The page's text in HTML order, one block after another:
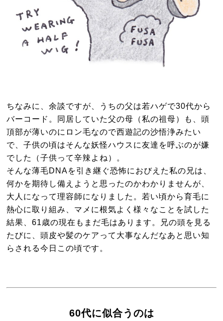
ちなみに、余談ですが、うちの父は若ハゲで30代から
バーコード。同居していた父の母（私の祖母）も、頭
頂部が薄いのにロン毛なので西遊記の沙悟浄みたい
で、子供の頃はそんな妖怪ハウスに友達を呼ぶのが嫌
でした（子供って辛辣よね）。
そんな薄毛DNAを引き継ぐ恐怖におびえた私の兄は、
何かを期待し備えようと思ったのかわかりませんが、
大人になって理容師になりました。若い頃から育毛に
熱心に取り組み、マメに根気よく様々なことを試した
結果、61歳の現在もまだ毛はあります。兄の頭を見る
たびに、頭皮や髪のケアって大事なんだなあと思い知
らされる今日この頃です。
60代に似合うのは